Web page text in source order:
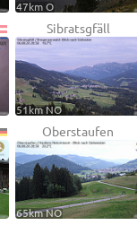
47km O
Sibratsgfäll
51km NO
Oberstaufen
65km NO